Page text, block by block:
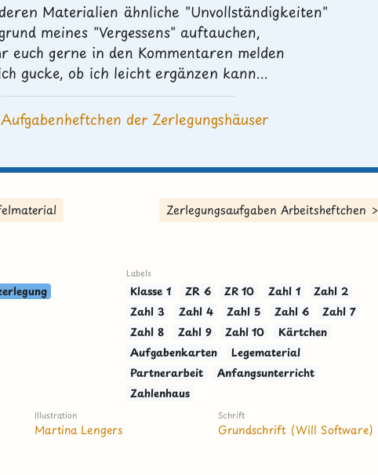
Materialien ähnliche "Unvollständigkeiten"
meines "Vergessens" auftauchen,
euch gerne in den Kommentaren melden
gucke, ob ich leicht ergänzen kann...
der Zerlegungshäuser
Zerlegungsaufgaben Arbeitsheftchen >
Labels
Klasse 1 ZR 6 ZR 10 Zahl 1
Zahl 2
Zahl 3
Zahl 4 Zahl 5 Zahl 6
Zahl 7
Zahl 8
Zahl 9 Zahl 10
Kärtchen
Aufgabenkarten
Legematerial
Partnerarbeit
Anfangsunterricht
Zahlenhaus
Illustration
Martina Lengers
Schrift
Grundschrift (Will Software)